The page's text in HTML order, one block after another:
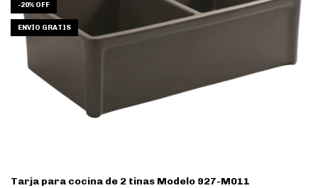
-20% OFF
ENVÍO GRATIS
Tarja para cocina de 2 tinas Modelo 927-M011